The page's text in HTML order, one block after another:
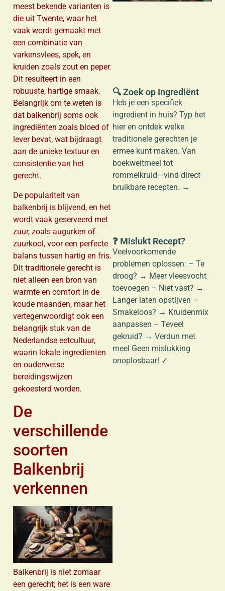
meest bekende varianten is
die uit Twente, waar het
vaak wordt gemaakt met
een combinatie van
varkensvlees, spek, en
kruiden zoals zout en peper.
Dit resulteert in een
robuuste, hartige smaak.
Belangrijk om te weten is
dat balkenbrij soms ook
ingrediënten zoals bloed of
lever bevat, wat bijdraagt
aan de unieke textuur en
consistentie van het
gerecht.
De populariteit van
balkenbrij is blijvend, en het
wordt vaak geserveerd met
zuur, zoals augurken of
zuurkool, voor een perfecte
balans tussen hartig en fris.
Dit traditionele gerecht is
niet alleen een bron van
warmte en comfort in de
koude maanden, maar het
vertegenwoordigt ook een
belangrijk stuk van de
Nederlandse eetcultuur,
waarin lokale ingredienten
en ouderwetse
bereidingswijzen
gekoesterd worden.
De
verschillende
soorten
Balkenbrij
verkennen
Balkenbrij is niet zomaar
een gerecht; het is een ware
🔍 Zoek op Ingrediënt
Heb je een specifiek
ingredient in huis? Typ het
hier en ontdek welke
traditionele gerechten je
ermee kunt maken. Van
boekweitmeel tot
rommelkruid—vind direct
bruikbare recepten. →
❓ Mislukt Recept?
Veelvoorkomende
problemen oplossen: – Te
droog? → Meer vleesvocht
toevoegen – Niet vast? →
Langer laten opstijven –
Smakeloos? → Kruidenmix
aanpassen – Teveel
gekruid? → Verdun met
meel Geen mislukking
onoplosbaar! ✓